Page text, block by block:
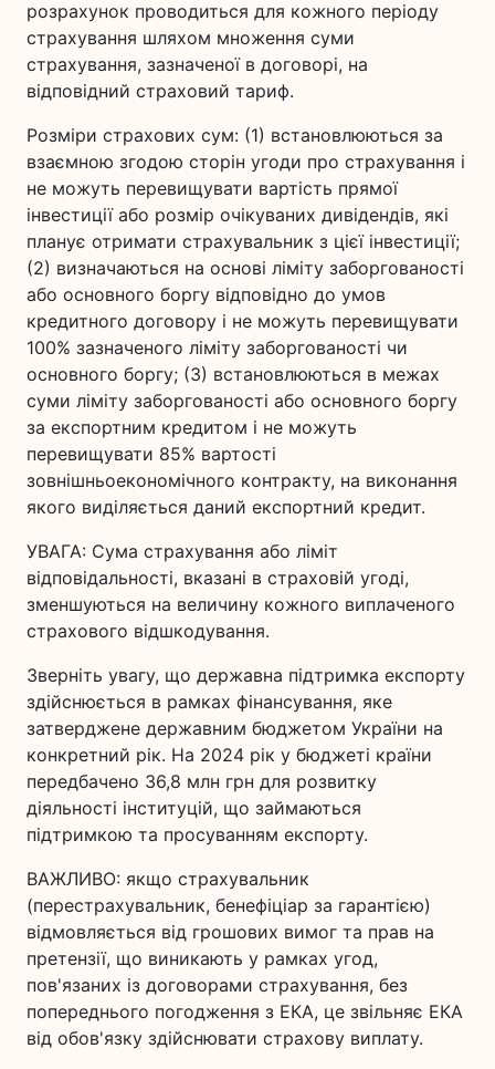
розрахунок проводиться для кожного періоду
страхування шляхом множення суми
страхування, зазначеної в договорі, на
відповідний страховий тариф.
Розміри страхових сум: (1) встановлюються за
взаємною згодою сторін угоди про страхування і
не можуть перевищувати вартість прямої
інвестиції або розмір очікуваних дивідендів, які
планує отримати страхувальник з цієї інвестиції;
(2) визначаються на основі ліміту заборгованості
або основного боргу відповідно до умов
кредитного договору і не можуть перевищувати
100% зазначеного ліміту заборгованості чи
основного боргу; (3) встановлюються в межах
суми ліміту заборгованості або основного боргу
за експортним кредитом і не можуть
перевищувати 85% вартості
зовнішньоекономічного контракту, на виконання
якого виділяється даний експортний кредит.
УВАГА: Сума страхування або ліміт
відповідальності, вказані в страховій угоді,
зменшуються на величину кожного виплаченого
страхового відшкодування.
Зверніть увагу, що державна підтримка експорту
здійснюється в рамках фінансування, яке
затверджене державним бюджетом України на
конкретний рік. На 2024 рік у бюджеті країни
передбачено 36,8 млн грн для розвитку
діяльності інституцій, що займаються
підтримкою та просуванням експорту.
ВАЖЛИВО: якщо страхувальник
(перестрахувальник, бенефіціар за гарантією)
відмовляється від грошових вимог та прав на
претензії, що виникають у рамках угод,
пов'язаних із договорами страхування, без
попереднього погодження з ЕКА, це звільняє ЕКА
від обов'язку здійснювати страхову виплату.